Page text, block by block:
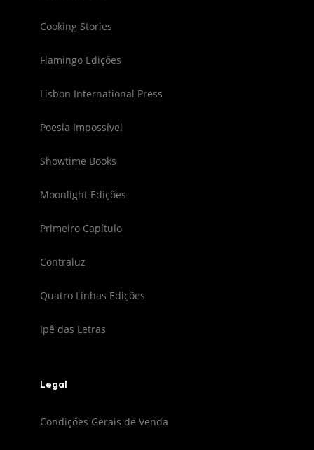
Cooking Stories
Flamingo Edições
Lisbon International Press
Poesia Impossível
Showtime Books
Moonlight Edições
Primeiro Capítulo
Contraluz
Quatro Linhas Edições
Ipê das Letras
Legal
Condições Gerais de Venda